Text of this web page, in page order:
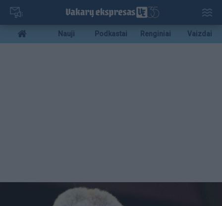
Pereiti
pagrindinį
turinį
Mobile
menu
Nauji Podkastai Renginiai Vaizdai